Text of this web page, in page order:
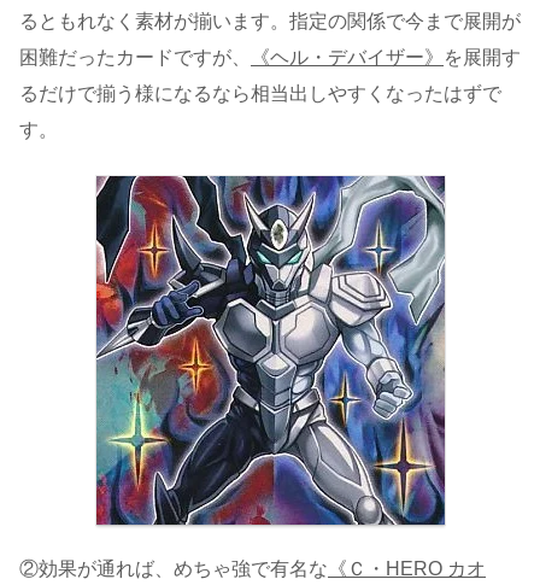
るともれなく素材が揃います。指定の関係で今まで展開が
困難だったカードですが、
《ヘル・デバイザー》
を展開す
るだけで揃う様になるなら相当出しやすくなったはずで
す。
②効果が通れば、めちゃ強で有名な 《Ｃ・HERO カオ